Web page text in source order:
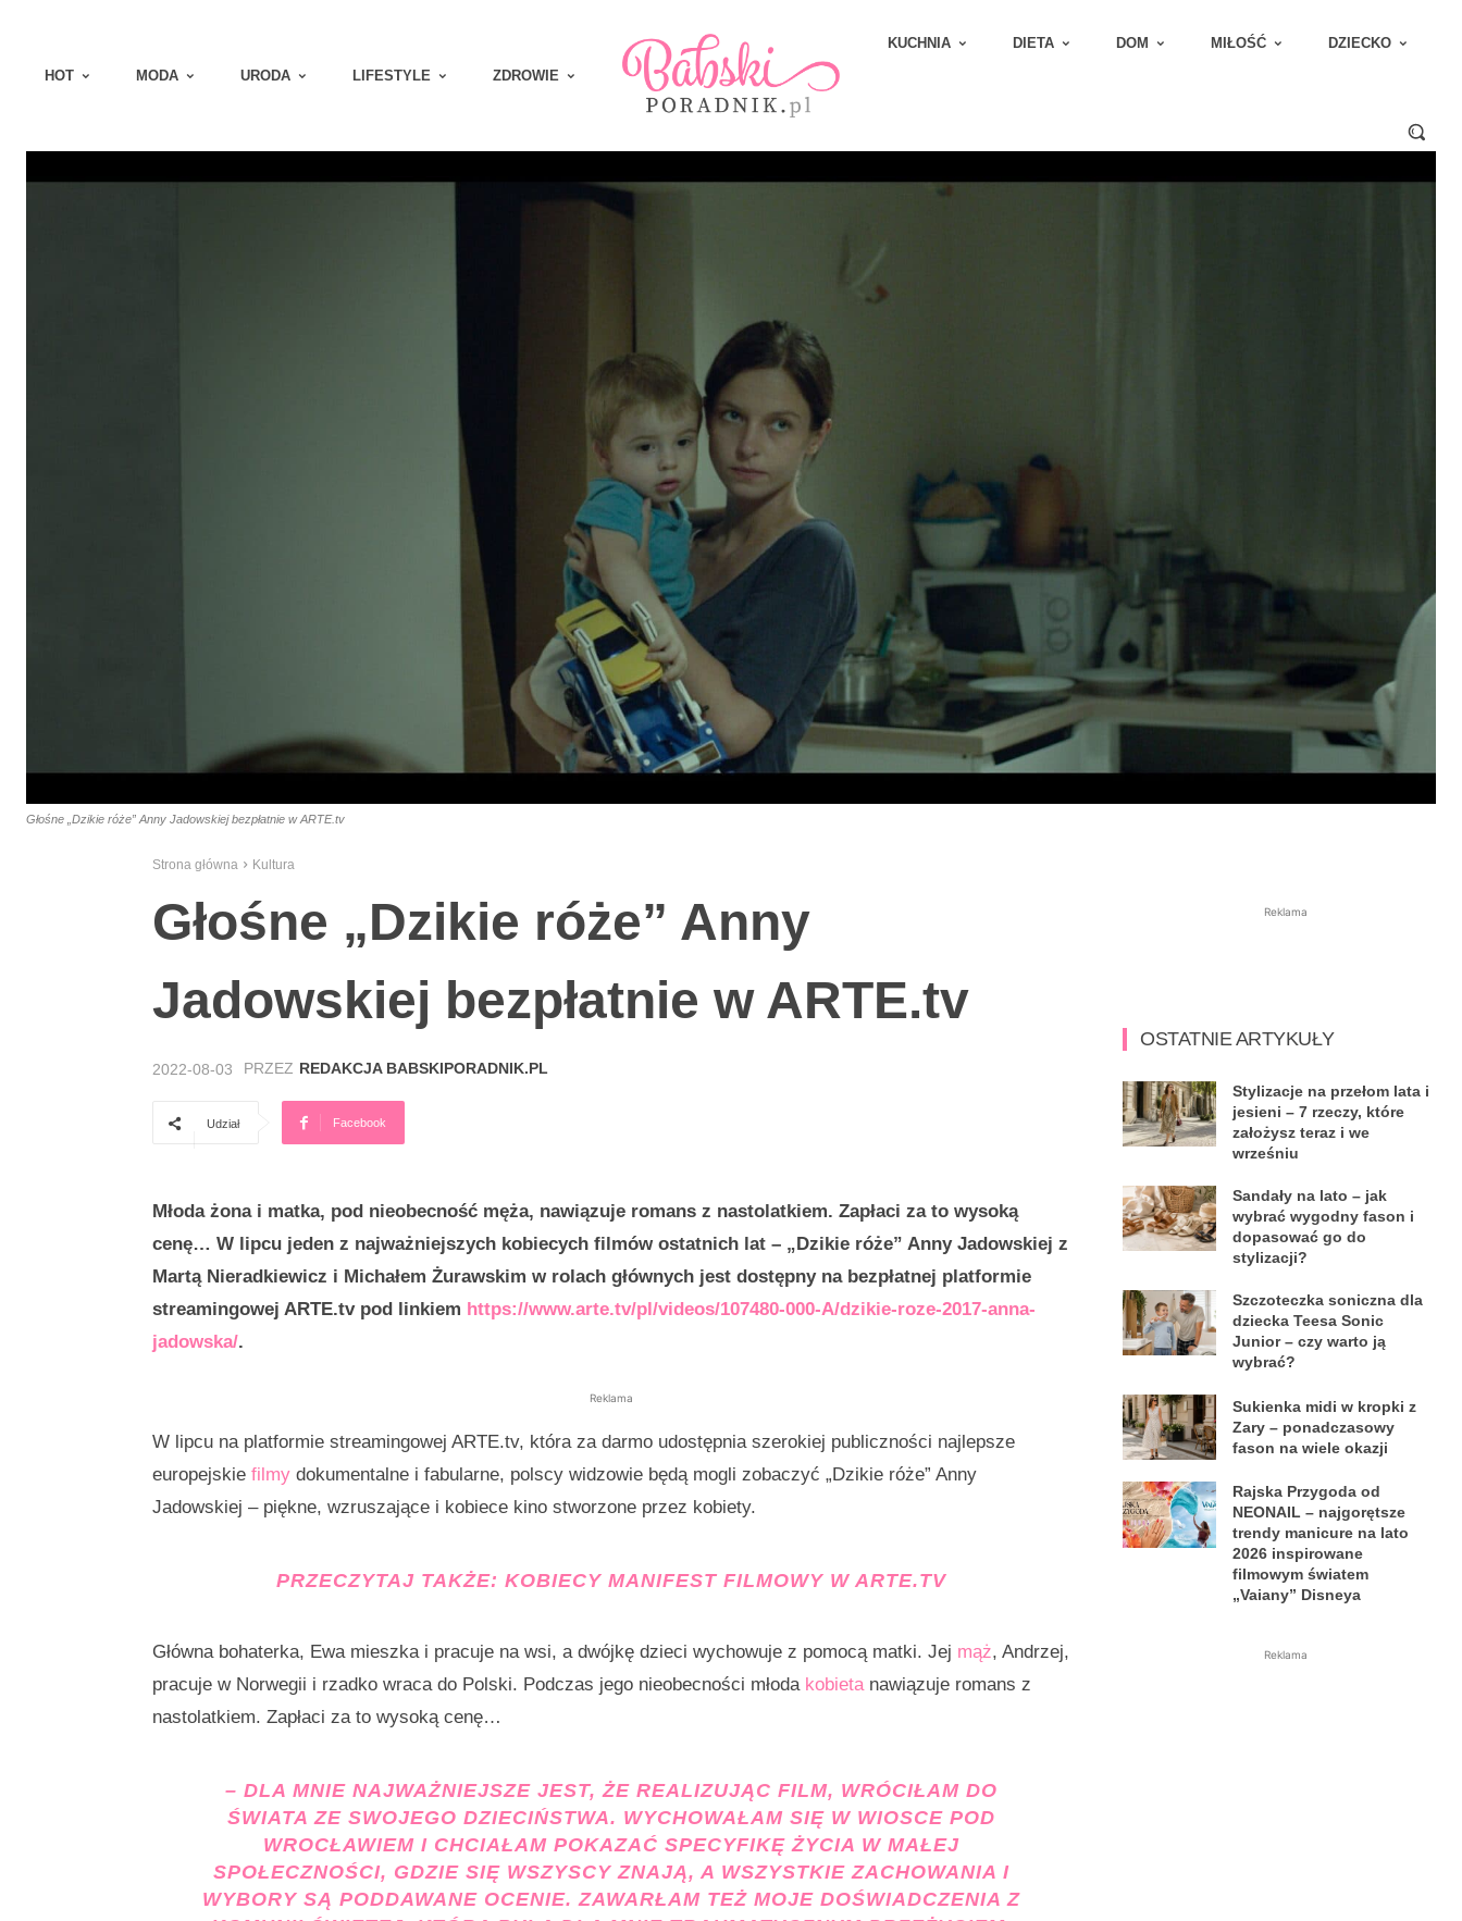
HOT MODA URODA LIFESTYLE ZDROWIE
KUCHNIA DIETA DOM MIŁOŚĆ DZIECKO
Głośne „Dzikie róże” Anny Jadowskiej bezpłatnie w ARTE.tv
Strona główna Kultura
Głośne „Dzikie róże” Anny
Jadowskiej bezpłatnie w ARTE.tv
2022-08-03 PRZEZ REDAKCJA BABSKIPORADNIK.PL
Udział Facebook
Młoda żona i matka, pod nieobecność męża, nawiązuje romans z nastolatkiem. Zapłaci za to wysoką
cenę… W lipcu jeden z najważniejszych kobiecych filmów ostatnich lat – „Dzikie róże” Anny Jadowskiej z
Martą Nieradkiewicz i Michałem Żurawskim w rolach głównych jest dostępny na bezpłatnej platformie
streamingowej ARTE.tv pod linkiem https://www.arte.tv/pl/videos/107480-000-A/dzikie-roze-2017-anna-
jadowska/.
Reklama
W lipcu na platformie streamingowej ARTE.tv, która za darmo udostępnia szerokiej publiczności najlepsze
europejskie filmy dokumentalne i fabularne, polscy widzowie będą mogli zobaczyć „Dzikie róże” Anny
Jadowskiej – piękne, wzruszające i kobiece kino stworzone przez kobiety.
PRZECZYTAJ TAKŻE: KOBIECY MANIFEST FILMOWY W ARTE.TV
Główna bohaterka, Ewa mieszka i pracuje na wsi, a dwójkę dzieci wychowuje z pomocą matki. Jej mąż, Andrzej,
pracuje w Norwegii i rzadko wraca do Polski. Podczas jego nieobecności młoda kobietanawiązuje romans z
nastolatkiem. Zapłaci za to wysoką cenę…
– DLA MNIE NAJWAŻNIEJSZE JEST, ŻE REALIZUJĄC FILM, WRÓCIŁAM DO
ŚWIATA ZE SWOJEGO DZIECIŃSTWA. WYCHOWAŁAM SIĘ W WIOSCE POD
WROCŁAWIEM I CHCIAŁAM POKAZAĆ SPECYFIKĘ ŻYCIA W MAŁEJ
SPOŁECZNOŚCI, GDZIE SIĘ WSZYSCY ZNAJĄ, A WSZYSTKIE ZACHOWANIA I
WYBORY SĄ PODDAWANE OCENIE. ZAWARŁAM TEŻ MOJE DOŚWIADCZENIA Z
Reklama
OSTATNIE ARTYKUŁY
Stylizacje na przełom lata i
jesieni – 7 rzeczy, które
założysz teraz i we
wrześniu
Sandały na lato – jak
wybrać wygodny fason i
dopasować go do
stylizacji?
Szczoteczka soniczna dla
dziecka Teesa Sonic
Junior – czy warto ją
wybrać?
Sukienka midi w kropki z
Zary – ponadczasowy
fason na wiele okazji
Rajska Przygoda od
NEONAIL – najgorętsze
trendy manicure na lato
2026 inspirowane
filmowym światem
„Vaiany” Disneya
Reklama